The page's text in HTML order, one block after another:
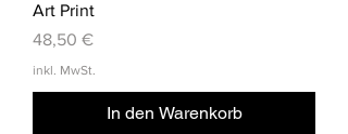
Art Print
Preis
48,50 €
inkl. MwSt.
In den Warenkorb